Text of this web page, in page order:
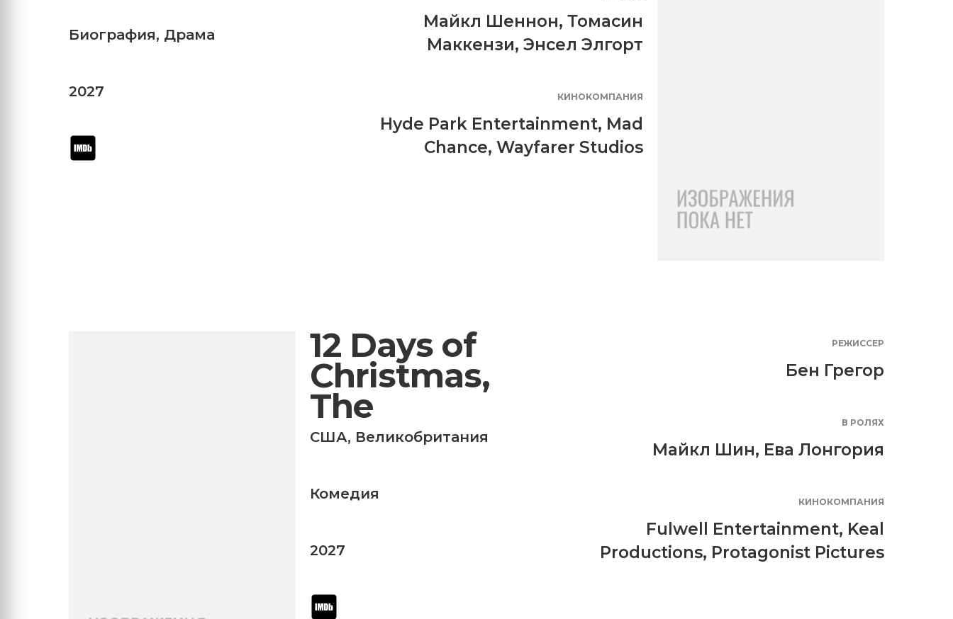
Биография, Драма
2027
Майкл Шеннон, Томасин
Маккензи, Энсел Элгорт
КИНОКОМПАНИЯ
Hyde Park Entertainment, Mad
Chance, Wayfarer Studios
12 Days of
Christmas,
The
США, Великобритания
Комедия
2027
РЕЖИССЕР
Бен Грегор
В РОЛЯХ
Майкл Шин, Ева Лонгория
КИНОКОМПАНИЯ
Fulwell Entertainment, Keal
Productions, Protagonist Pictures